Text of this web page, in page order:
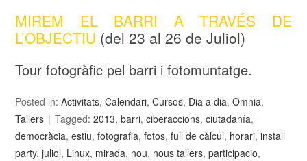
MIREM EL BARRI A TRAVÉS DE
L’OBJECTIU (del 23 al 26 de Juliol)
Tour fotogràfic pel barri i fotomuntatge.
Posted in:Activitats,Calendari,Cursos, Dia a dia,Òmnia,
Tallers
Tagged:2013,barri,ciberaccions,ciutadanía,
democràcia,estiu,fotografia,fotos,full de càlcul, horari,install
party,juliol, Linux, mirada, nou, nous tallers,participacio,